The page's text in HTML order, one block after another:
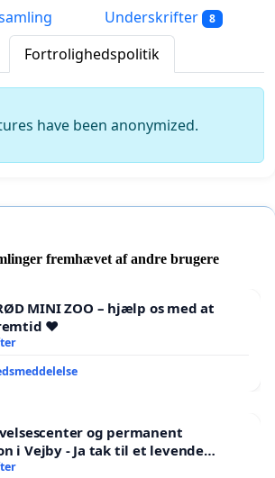
Underskrifter 8
Fortrolighedspolitik
have been anonymized.
fremhævet af andre brugere
MINI ZOO – hjælp os med at
❤️
og permanent
i Vejby - Ja tak til et levende